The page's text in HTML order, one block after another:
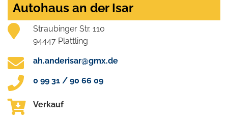
Autohaus an der Isar
Straubinger Str. 110
94447 Plattling
ah.anderisar@gmx.de
0 99 31 / 90 66 09
Verkauf